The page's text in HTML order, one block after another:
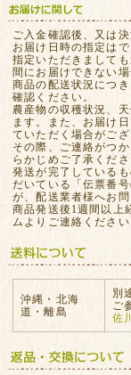
ご入金確認後、又は
お届け日時の指定は
指定いただきまして
間にお届けできない
商品の配送状況につ
確認ください。
農産物の収穫状況、
ます。また、お届け
ていただく場合がござ
その際、ご連絡がつ
らかじめご了承くださ
発送が完了している
だいている「伝票番
が、配送業者様へお
商品発送後1週間以上
ムよりご連絡ください
沖縄・北海
道・離島
別
ご
佐